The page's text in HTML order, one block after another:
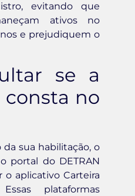
evitando que
ativos no
e prejudiquem o
se a
no
da sua habilitação, o
portal do DETRAN
aplicativo Carteira
plataformas